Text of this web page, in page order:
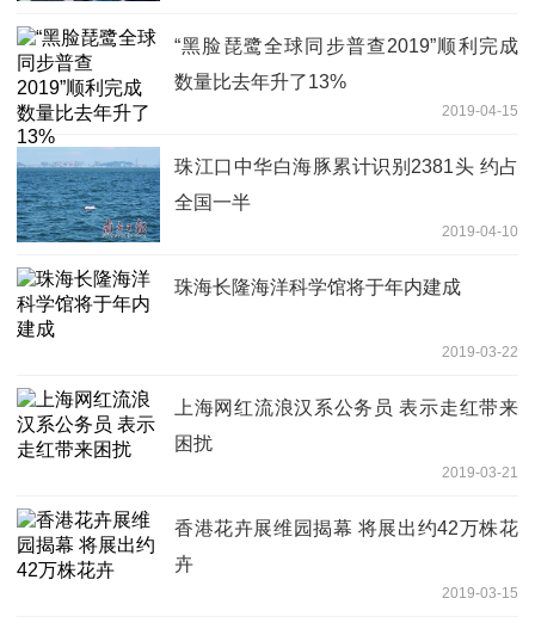
“黑脸琵鹭全球同步普查2019”顺利完成
数量比去年升了13%
2019-04-15
珠江口中华白海豚累计识别2381头 约占
全国一半
2019-04-10
珠海长隆海洋科学馆将于年内建成
2019-03-22
上海网红流浪汉系公务员 表示走红带来
困扰
2019-03-21
香港花卉展维园揭幕 将展出约42万株花
卉
2019-03-15